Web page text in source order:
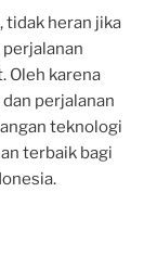
tidak heran jika
Oleh karena
perjalanan
teknologi
terbaik bagi